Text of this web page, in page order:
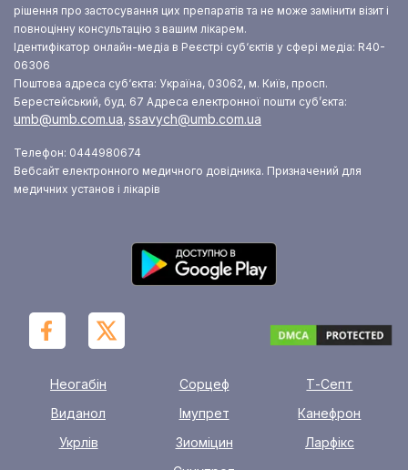
рішення про застосування цих препаратів та не може замінити візит і
повноцінну консультацію з вашим лікарем.
Ідентифікатор онлайн-медіа в Реєстрі суб‘єктів у сфері медіа: R40-
06306
Поштова адреса суб‘єкта: Україна, 03062, м. Київ, просп.
Берестейський, буд. 67 Адреса електронної пошти суб’єкта:
umb@umb.com.ua, ssavych@umb.com.ua
Телефон: 0444980674
Вебсайт електронного медичного довідника. Призначений для
медичних установ і лікарів
Неогабін Сорцеф
Т-Септ
Виданол
Імупрет
Канефрон
Укрлів
Зиоміцин
Ларфікс